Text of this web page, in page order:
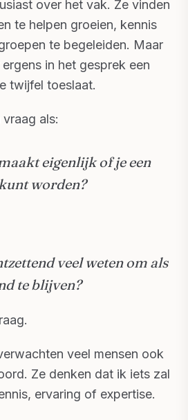
over het vak. Ze vinden
te helpen groeien, kennis
te begeleiden. Maar
in het gesprek een
twijfel toeslaat.
als:
eigenlijk of je een
worden?
veel weten om als
te blijven?
veel mensen ook
Ze denken dat ik iets zal
ervaring of expertise.